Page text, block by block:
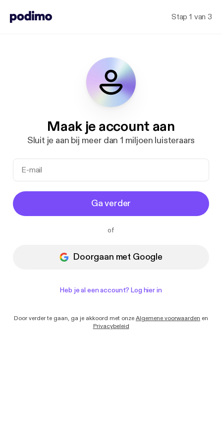
Stap 1 van 3
Maak je account aan
Sluit je aan bij meer dan 1 miljoen luisteraars
Ik wil e-mails ontvangen met nieuws en
Ga verder
of
Doorgaan met Google
Heb je al een account? Log hier in
Door verder te gaan, ga je akkoord met onze Algemene voorwaarden en
Privacybeleid